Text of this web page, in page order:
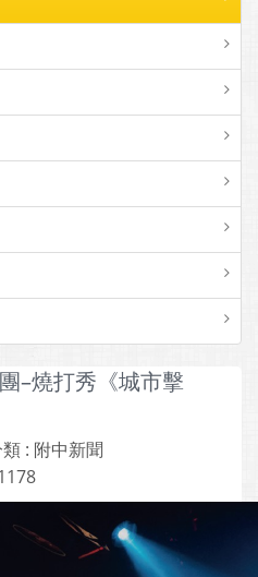
–燒打秀《城市擊
: 附中新聞